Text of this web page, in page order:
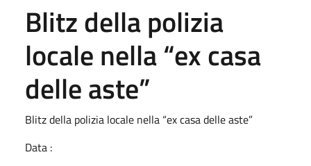
Blitz della polizia
locale nella “ex casa
delle aste”
Blitz della polizia locale nella “ex casa delle aste”
Data :